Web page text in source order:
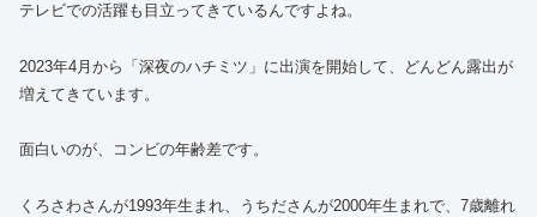
テレビでの活躍も目立ってきているんですよね。
2023年4月から「深夜のハチミツ」に出演を開始して、どんどん露出が
増えてきています。
面白いのが、コンビの年齢差です。
くろさわさんが1993年生まれ、うちださんが2000年生まれで、7歳離れ